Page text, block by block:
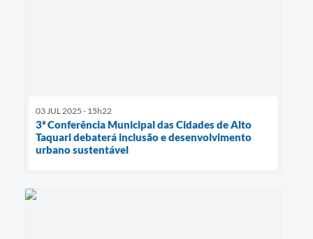
03 JUL 2025 - 15h22
3ª Conferência Municipal das Cidades de Alto
Taquari debaterá inclusão e desenvolvimento
urbano sustentável